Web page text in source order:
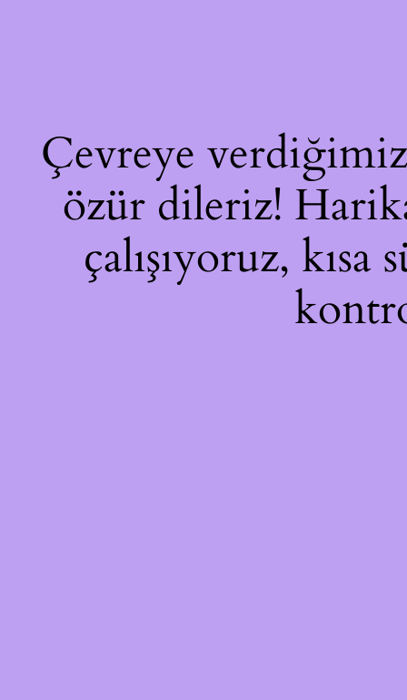
Çevreye verdiğimiz
özür dileriz!
çalışıyoruz,